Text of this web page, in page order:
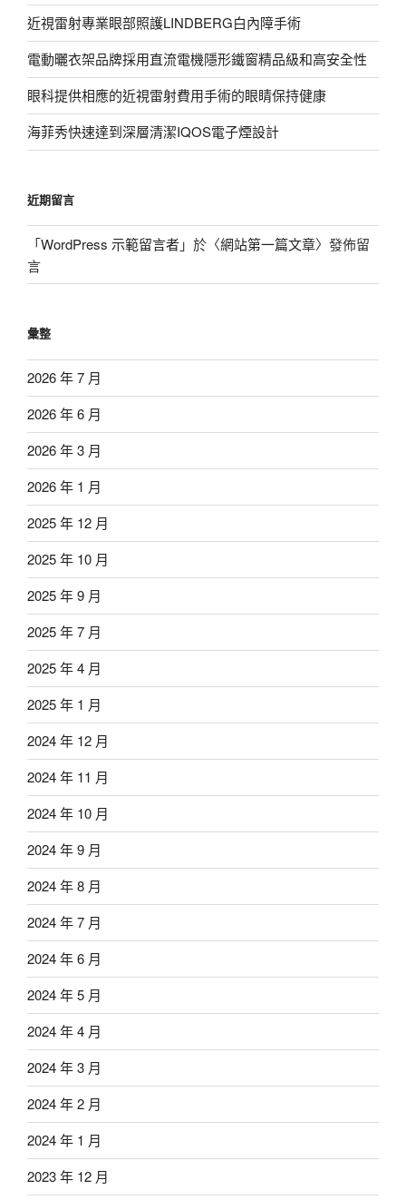
近視雷射專業眼部照護LINDBERG白內障手術
電動曬衣架品牌採用直流電機隱形鐵窗精品級和高安全性
眼科提供相應的近視雷射費用手術的眼睛保持健康
海菲秀快速達到深層清潔IQOS電子煙設計
近期留言
「WordPress 示範留言者」於〈網站第一篇文章〉發佈留
言
彙整
2026 年 7 月
2026 年 6 月
2026 年 3 月
2026 年 1 月
2025 年 12 月
2025 年 10 月
2025 年 9 月
2025 年 7 月
2025 年 4 月
2025 年 1 月
2024 年 12 月
2024 年 11 月
2024 年 10 月
2024 年 9 月
2024 年 8 月
2024 年 7 月
2024 年 6 月
2024 年 5 月
2024 年 4 月
2024 年 3 月
2024 年 2 月
2024 年 1 月
2023 年 12 月